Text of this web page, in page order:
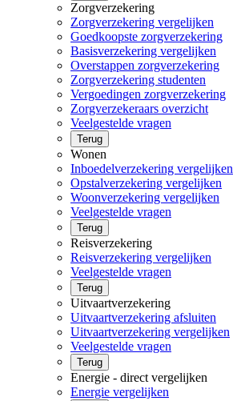
Zorgverzekering
Zorgverzekering vergelijken
Goedkoopste zorgverzekering
Basisverzekering vergelijken
Overstappen zorgverzekering
Zorgverzekering studenten
Vergoedingen zorgverzekering
Zorgverzekeraars overzicht
Veelgestelde vragen
Terug
Wonen
Inboedelverzekering vergelijken
Opstalverzekering vergelijken
Woonverzekering vergelijken
Veelgestelde vragen
Terug
Reisverzekering
Reisverzekering vergelijken
Veelgestelde vragen
Terug
Uitvaartverzekering
Uitvaartverzekering afsluiten
Uitvaartverzekering vergelijken
Veelgestelde vragen
Terug
Energie - direct vergelijken
Energie vergelijken